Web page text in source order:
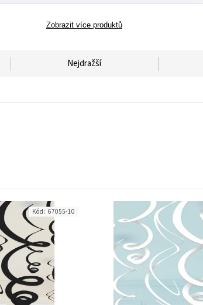
Zobrazit více produktů
Nejdražší
Kód: 67055-10